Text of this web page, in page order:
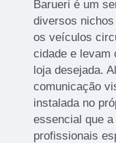
Barueri é um
diversos
os veículos
cidade e levam
loja desejada.
comunicação
instalada no
essencial que
profissionais